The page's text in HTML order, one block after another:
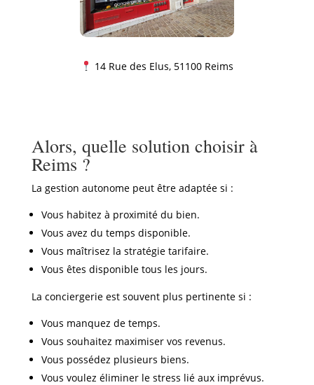
14 Rue des Elus, 51100 Reims
Alors, quelle solution choisir à
Reims ?
La gestion autonome peut être adaptée si :
Vous habitez à proximité du bien.
Vous avez du temps disponible.
Vous maîtrisez la stratégie tarifaire.
Vous êtes disponible tous les jours.
La conciergerie est souvent plus pertinente si :
Vous manquez de temps.
Vous souhaitez maximiser vos revenus.
Vous possédez plusieurs biens.
Vous voulez éliminer le stress lié aux imprévus.